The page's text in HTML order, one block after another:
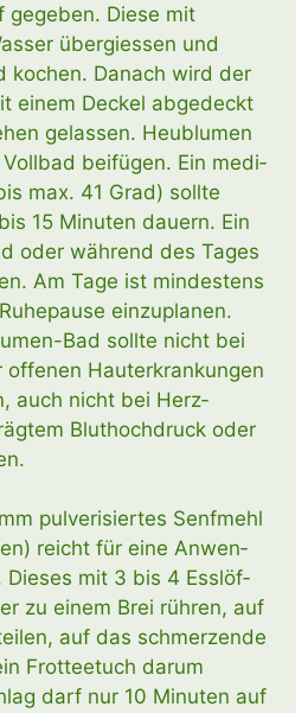
gege­ben. Die­se mit
über­gies­sen und
kochen. Danach wird der
einem Deckel abge­deckt
gelas­sen. Heu­blu­men
bei­fü­gen. Ein medi­
max. 41 Grad) soll­te
15 Minu­ten dau­ern. Ein
oder wäh­rend des Tages
Am Tage ist min­des­tens
ein­zu­pla­nen.
Bad soll­te nicht bei
Haut­er­kran­kun­gen
auch nicht bei Herz­
Blut­hoch­druck oder
pul­ve­ri­sier­tes Senf­mehl
reicht für eine Anwen­
Die­ses mit 3 bis 4 Ess­löf­
zu einem Brei rüh­ren, auf
auf das schmer­zen­de
Frot­tee­tuch dar­um
darf nur 10 Minu­ten auf